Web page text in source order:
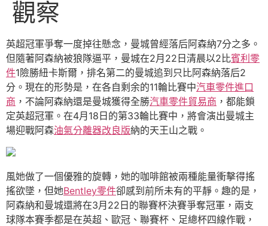
觀察
英超冠軍爭奪一度掉往懸念，曼城曾經落后阿森納7分之多。
但隨著阿森納被狼隊逼平，曼城在2月22日清晨以2比賓利零
件1險勝紐卡斯爾，排名第二的曼城追到只比阿森納落后2
分。現在的形勢是，在各自剩余的11輪比賽中汽車零件進口
商 ，不論阿森納還是曼城獲得全勝汽車零件貿易商 ，都能鎖
定英超冠軍。在4月18日的第33輪比賽中，將會演出曼城主
場迎戰阿森油氣分離器改良版納的天王山之戰。
風她做了一個優雅的旋轉，她的咖啡館被兩種能量衝擊得搖
搖欲墜，但她Bentley零件卻感到前所未有的平靜。趣的是，
阿森納和曼城還將在3月22日的聯賽杯決賽爭奪冠軍，兩支
球隊本賽季都是在英超、歐冠、聯賽杯、足總杯四線作戰，